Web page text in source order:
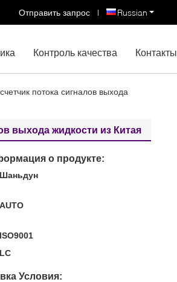
Russian
Отправить запрос |
Контроль качества Контакты
потока сигналов выхода
выхода жидкости из Китая
о продукте:
Шаньдун
AUTO
ISO9001
LC
Условия: